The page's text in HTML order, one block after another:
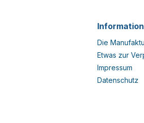
Information
Die
Etwas zur
Impressum
Datenschutz